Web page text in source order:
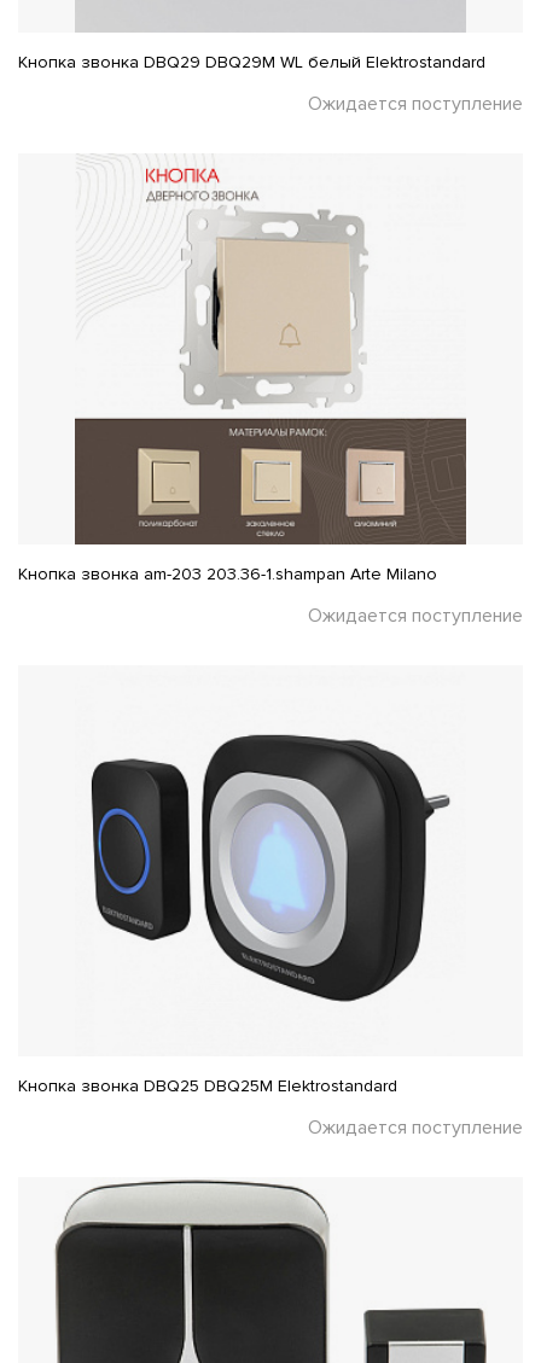
Кнопка звонка DBQ29 DBQ29M WL белый Elektrostandard
Ожидается поступление
Кнопка звонка am-203 203.36-1.shampan Arte Milano
Ожидается поступление
Кнопка звонка DBQ25 DBQ25M Elektrostandard
Ожидается поступление